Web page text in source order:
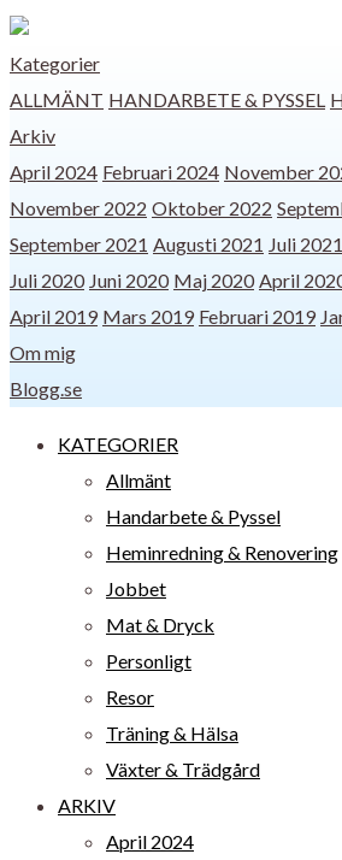
Kategorier
ALLMÄNT HANDARBETE & PYSSEL
Arkiv
April 2024 Februari 2024 November
November 2022 Oktober 2022
September 2021 Augusti 2021 Juli 2021
Juli 2020 Juni 2020 Maj 2020 April
April 2019 Mars 2019 Februari 2019
Om mig
Blogg.se
KATEGORIER
Allmänt
Handarbete & Pyssel
Heminredning & Renovering
Jobbet
Mat & Dryck
Personligt
Resor
Träning & Hälsa
Växter & Trädgård
ARKIV
April 2024